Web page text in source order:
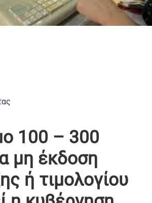
100 – 300
μη έκδοση
ή τιμολογίου